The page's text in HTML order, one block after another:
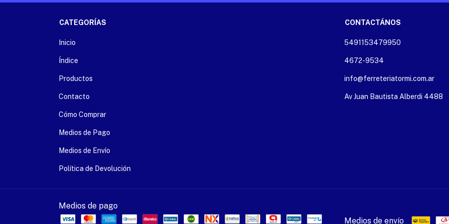
CATEGORÍAS
Inicio
Índice
Productos
Contacto
Cómo Comprar
Medios de Pago
Medios de Envío
Política de Devolución
CONTACTÁNOS
5491153479950
4672-9534
info@ferreteriatormi.com.ar
Av Juan Bautista Alberdi 4488
Medios de pago
Medios de envío